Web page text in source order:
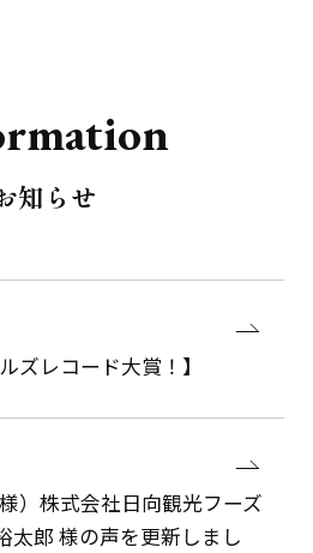
rmation
知らせ
ズレコード大賞！】
様）株式会社日向観光フーズ
郎 様の声を更新しまし